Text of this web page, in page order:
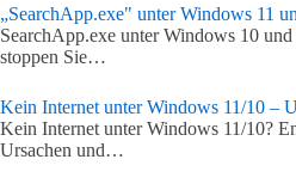
„SearchApp.exe" unter Windows 11
SearchApp.exe unter Windows 10
stoppen Sie…
Kein Internet unter Windows 11/10 –
Kein Internet unter Windows 11/10?
Ursachen und…